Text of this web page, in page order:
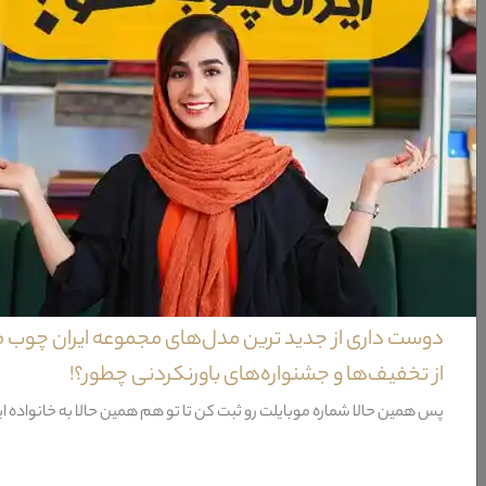
کاناپه تک نفره مبل راحتی شانل کاملا مشابه مبل هیراد است با این تفاوت که دارای
ویژگی‌های کاناپه تک نفره مبل راحتی شانل
مواد سازنده
فریم
طراحی
دوست داری از جدید ترین مدل‌های مجموعه ایران
از تخفیف‌ها و جشنواره‌های باورنکردنی چطور؟!
پس همین حالا شماره موبایلت رو ثبت کن تا تو هم همین حالا به خانواده